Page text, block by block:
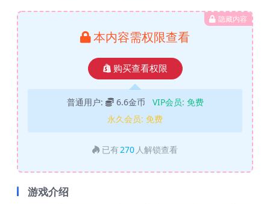
隐藏内容
本内容需权限查看
购买查看权限
普通用户: 6.6金币 VIP会员: 免费
永久会员: 免费
已有270 人解锁查看
游戏介绍